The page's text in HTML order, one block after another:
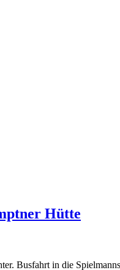
Hütte
Busfahrt in die